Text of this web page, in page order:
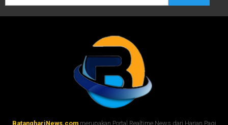
BatanghariNews.commerupakan Portal Realtime News dari Harian Pagi